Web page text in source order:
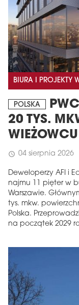
BIURA I PROJEKTY
POLSKA
20 TYS.
schedule 04 sierpnia 2026
Deweloperzy AFI i
najmu 11 pięter w
Warszawie.
tys. mkw.
Polska.
na początek 2029